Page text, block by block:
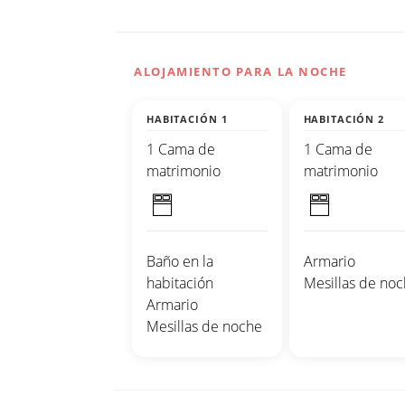
ALOJAMIENTO PARA LA NOCHE
HABITACIÓN 1
1 Cama de
matrimonio
Baño en la
habitación
Armario
Mesillas de noche
HABITACIÓN 2
1 Cama de
matrimonio
Armario
Mesillas de